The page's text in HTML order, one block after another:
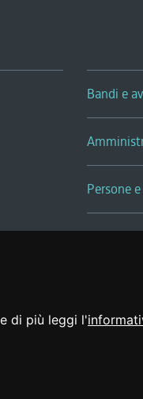
di più leggi l'
Bandi e
Persone
Sala